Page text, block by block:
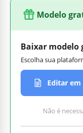
Modelo
Baixar
Escolha sua
Editar em
Não é